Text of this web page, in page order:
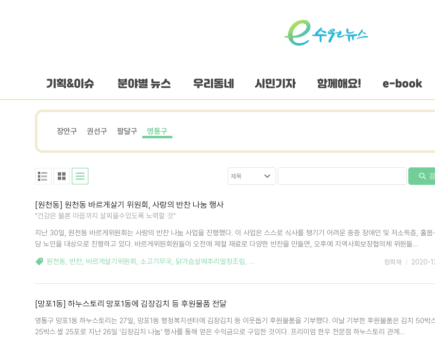
기획&이슈 분야별 뉴스 우리동네 시민기자 함께해요! e-book
장안구 권선구 팔달구 영통구
[원천동] 원천동 바르게살기 위원회, 사랑의 반찬 나눔 행사
"건강은 물론 마음까지 살찌울수있도록 노력할 것"
지난 30일, 원천동 바르게위원회는 사랑의 반찬 나눔 사업을 진행했다. 이 사업은 스스로 식사를 챙기기 어려운 중증 장애인 및 저소득층, 홀몸
당 노인을 대상으로 진행하고 있다. 바르게위원회원들이 오전에 제철 재료로 다양한 반찬을 만들면, 오후에 지역사회보장협의체 위원들…
원천동, 반찬, 바르게살기위원회 , 소고기무국, 닭가슴살메추리알장조림, 열무김치 2020-
정희재
[망포1동] 하누스토리 망포1동에 김장김치 등 후원물품 전달
영통구 망포1동 하누스토리는 27일, 망포1동 행정복지센터에 김장김치 등 이웃돕기 후원물품을 기부했다. 이날 기부한 후원물품은 김치 50박
25박스‧쌀 25포로 지난 26일 '김장김치 나눔' 행사를 통해 얻은 수익금으로 구입한 것이다. 프리미엄 한우 전문점 하누스토리 관계…